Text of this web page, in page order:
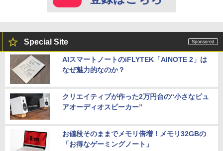
Special Site
AIスマートノートのiFLYTEK「AINOTE 2」は
なぜ魅力的なのか？
クリエイティブが作った2万円台の“小さなピュ
アオーディオスピーカー”
お値段そのままでメモリ倍増！メモリ32GBの
「お得なゲーミングノート」